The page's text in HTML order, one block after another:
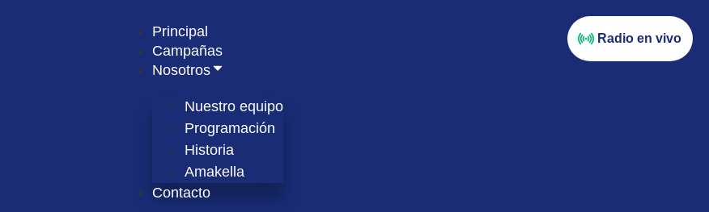
Principal
Campañas
Nosotros
Nuestro equipo
Programación
Historia
Amakella
Contacto
Radio en vivo